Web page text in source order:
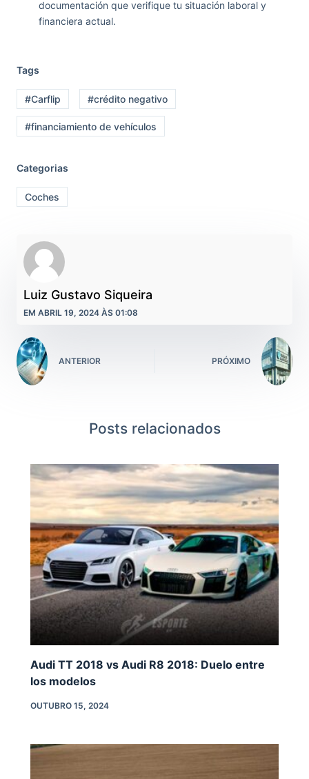
documentación que verifique tu situación laboral y
financiera actual.
Tags
#Carflip #crédito negativo
#financiamiento de vehículos
Categorias
Coches
Luiz Gustavo Siqueira
EM ABRIL 19, 2024 ÀS 01:08
ANTERIOR PRÓXIMO
Posts relacionados
Audi TT 2018 vs Audi R8 2018: Duelo entre
los modelos
OUTUBRO 15, 2024